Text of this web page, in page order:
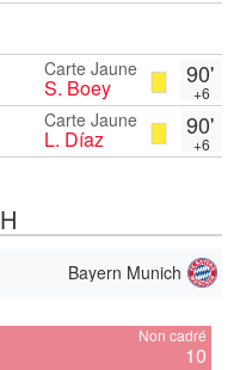
90'
+6
Carte Jaune
S. Boey
90'
+6
Carte Jaune
L. Díaz
Bayern Munich
Non cadré
10